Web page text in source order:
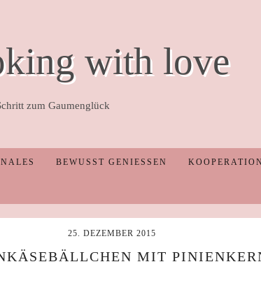
with love
zum Gaumenglück
BEWUSST GENIESSEN
25. DEZEMBER 2015
MIT